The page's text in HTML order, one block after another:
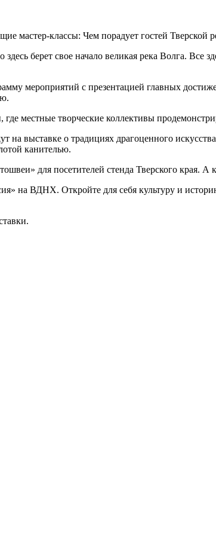
мастер-классы: Чем порадует гостей Тверской
здесь берет свое начало великая река Волга.
мероприятий с презентацией главных
местные творческие коллективы
на выставке о традициях драгоценного
канителью.
для посетителей стенда Тверского края. А
на ВДНХ. Откройте для себя культуру и